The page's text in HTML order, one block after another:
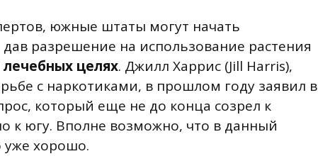
южные штаты могут начать
разрешение на использование растения
целях. Джилл Харрис (Jill Harris),
с наркотиками, в прошлом году заявил в
который еще не до конца созрел к
к югу. Вполне возможно, что в данный
уже хорошо.